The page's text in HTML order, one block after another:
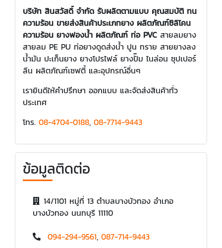
บริษัท สินสวัสดิ์ จำกัด รับผลิตตามแบบ คุณสมบัติ ทน
ความร้อน ขายส่งสินค้าประเภทยาง ผลิตภัณฑ์ซิลิโคน
ความร้อน ยางฟองน้ำ ผลิตภัณฑ์ ท่อ PVC สายลมยาง
สายลม PE PU ท่อยางดูดส่งน้ำ ปูน ทราย สายยางลง
น้ำมัน ปะเก็นยาง ยางโปรไฟล์ ยางปั๊ม ไนล่อน ซุปเปอร์
ลีน ผลิตภัณฑ์เซฟตี้ และอุปกรณ์อื่นๆ
เรายินดีให้คำปรึกษา ออกแบบ และจัดส่งสินค้าทั่ว
ประเทศ
โทร. 08-4704-0188, 08-7714-9443
ข้อมูลติดต่อ
14/1101 หมู่ที่ 13 ตำบลบางบัวทอง อำเภอ
บางบัวทอง นนทบุรี 11110
094-294-9561, 087-714-9443